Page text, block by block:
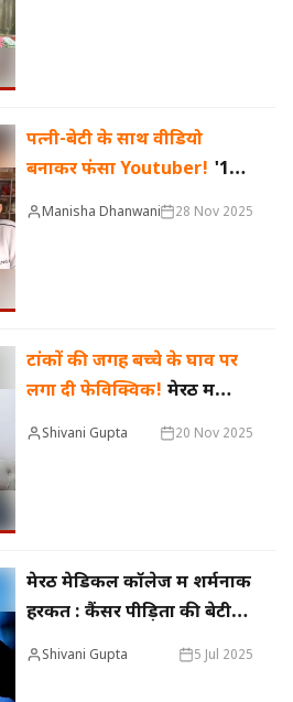
पत्नी-बेटी के साथ वीडियो
बनाकर फंसा Youtuber! '10
रुपए वाला बिस्कुट' वाले शादाब
Manisha Dhanwani 28 Nov 2025
टांकों की जगह बच्चे के घाव पर
लगा दी फेविक्विक! मेरठ में
डॉक्टर की लापरवाही का चौंकाने
Shivani Gupta 20 Nov 2025
मेरठ मेडिकल कॉलेज में शर्मनाक
हरकत : कैंसर पीड़िता की बेटी
का बाथरूम में नहाते समय
Shivani Gupta 5 Jul 2025